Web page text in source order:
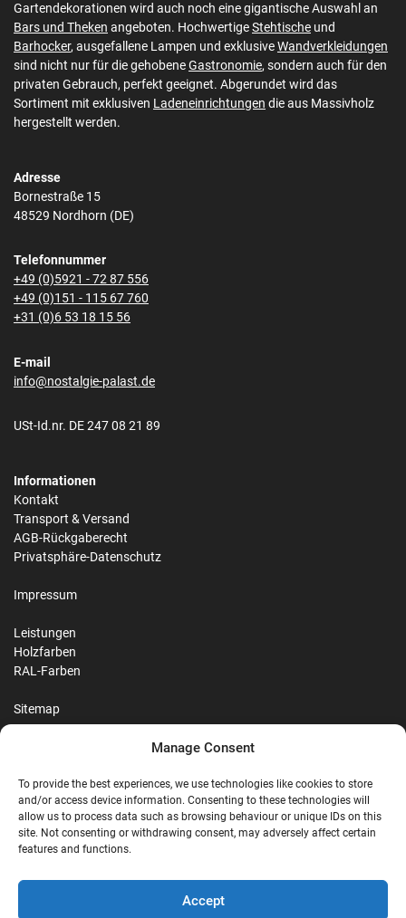
Manage Consent
To provide the best experiences, we use technologies like cookies to store
and/or access device information. Consenting to these technologies will
allow us to process data such as browsing behaviour or unique IDs on this
site. Not consenting or withdrawing consent, may adversely affect certain
features and functions.
Accept
Gartendekorationen wird auch noch eine gigantische Auswahl an
Bars und Theken angeboten. HochwertigeStehtische und
Barhocker, ausgefallene Lampen und exklusiveWandverkleidungen
sind nicht nur für die gehobeneGastronomie, sondern auch für den
privaten Gebrauch, perfekt geeignet. Abgerundet wird das
Sortiment mit exklusiven Ladeneinrichtungen die aus Massivholz
hergestellt werden.
Adresse
Bornestraße 15
48529 Nordhorn (DE)
Telefonnummer
+49 (0)5921 - 72 87 556
+49 (0)151 - 115 67 760
+31 (0)6 53 18 15 56
E-mail
info@nostalgie-palast.de
USt-Id.nr. DE 247 08 21 89
Informationen
Kontakt
Transport & Versand
AGB-Rückgaberecht
Privatsphäre-Datenschutz
Impressum
Leistungen
Holzfarben
RAL-Farben
Sitemap
G Google Reviews